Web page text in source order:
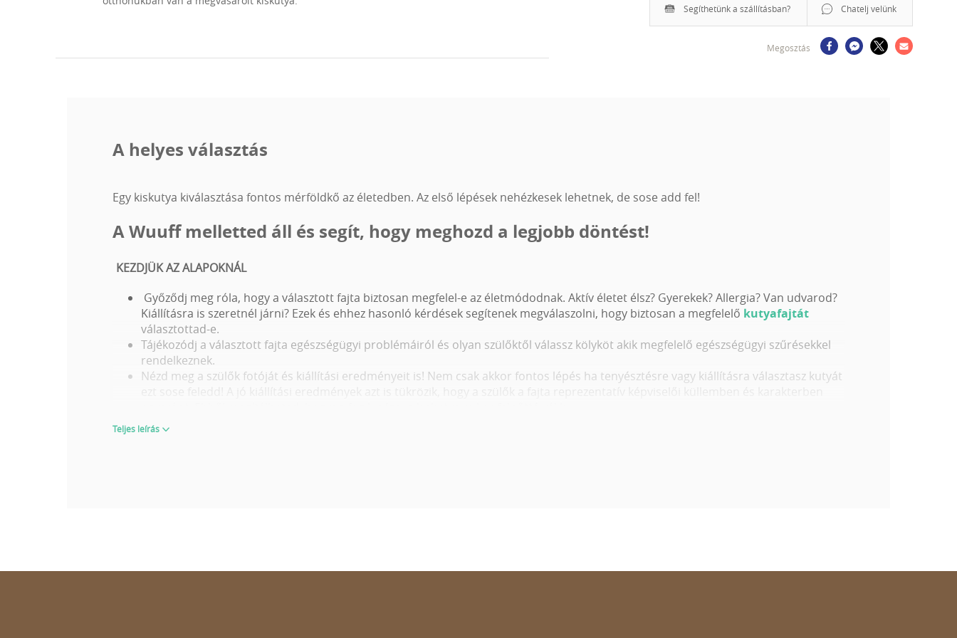
Segíthetünk a szállításban? Chatelj velünk
Megosztás
transzponderes megjelölése, korai szocializációja. A korai szocializációt nagyon-nagyon fontosnak
A helyes választás
Egy kiskutya kiválasztása fontos mérföldkő az életedben. Az első lépések nehézkesek lehetnek, de sose add fel!
A Wuuff melletted áll és segít, hogy meghozd a legjobb döntést!
KEZDJÜK AZ ALAPOKNÁL
Győződj meg róla, hogy a választott fajta biztosan megfelel-e az életmódodnak. Aktív életet élsz? Gyerekek? Allergia? Van udvarod?
Kiállításra is szeretnél járni? Ezek és ehhez hasonló kérdések segítenek megválaszolni, hogy biztosan a megfelelő kutyafajtát
választottad-e.
Tájékozódj a választott fajta egészségügyi problémáiról és olyan szülőktől válassz kölyköt akik megfelelő egészségügyi szűrésekkel
rendelkeznek.
Nézd meg a szülők fotóját és kiállítási eredményeit is! Nem csak akkor fontos lépés ha tenyésztésre vagy kiállításra választasz kutyát
ezt sose feledd! A jó kiállítási eredmények azt is tükrözik, hogy a szülők a fajta reprezentatív képviselői küllemben és karakterben
Egy kölyökről 6-8 hetes korában kapjuk a legtisztább képet, hogy mit várhatunk tőle felnőtt korában. Legyen szó akár a külleméről,
A szülők egészségügyi szűrései és kiállítási eredményei
Teljes leírás